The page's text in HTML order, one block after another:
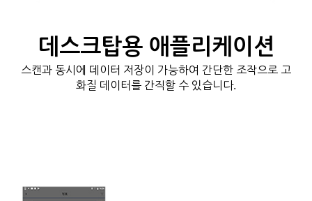
데스크탑용 애플리케이션
스캔과 동시에 데이터 저장이 가능하여 간단한 조작으로 고
화질 데이터를 간직할 수 있습니다.